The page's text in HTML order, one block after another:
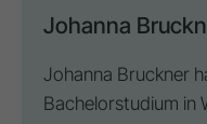
Johanna
Johanna Bruckner
Bachelorstudium in